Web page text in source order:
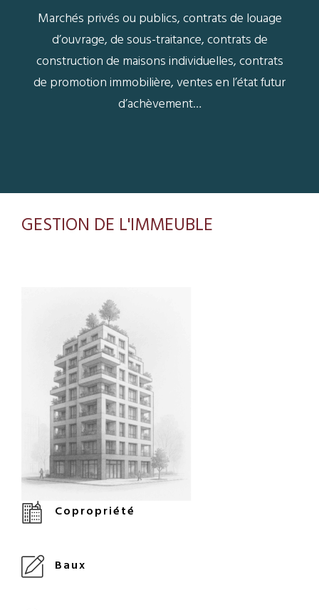
Marchés privés ou publics, contrats de louage
d’ouvrage, de sous-traitance, contrats de
construction de maisons individuelles, contrats
de promotion immobilière, ventes en l’état futur
d’achèvement…
GESTION DE L'IMMEUBLE
Copropriété
Baux